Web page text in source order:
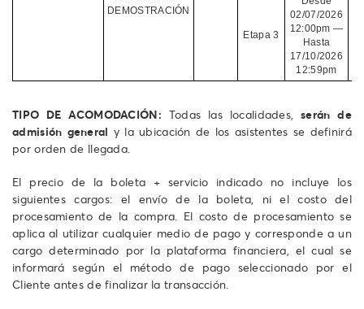
DEMOSTRACIÓN
Etapa 3
02/07/2026
12:00pm —
Hasta
17/10/2026
12:59pm
TIPO DE ACOMODACIÓN: Todas las localidades,serán de
admisión general y la ubicación de los asistentes se definirá
por orden de llegada.
El precio de la boleta + servicio indicado no incluye los
siguientes cargos: el envío de la boleta, ni el costo del
procesamiento de la compra. El costo de procesamiento se
aplica al utilizar cualquier medio de pago y corresponde a un
cargo determinado por la plataforma financiera, el cual se
informará según el método de pago seleccionado por el
Cliente antes de finalizar la transacción.